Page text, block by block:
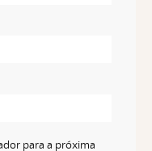
para a próxima